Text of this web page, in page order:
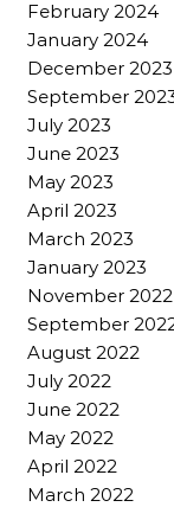
February 2024
January 2024
December 2023
September
July 2023
June 2023
May 2023
April 2023
March 2023
January 2023
November 2022
September
August 2022
July 2022
June 2022
May 2022
April 2022
March 2022